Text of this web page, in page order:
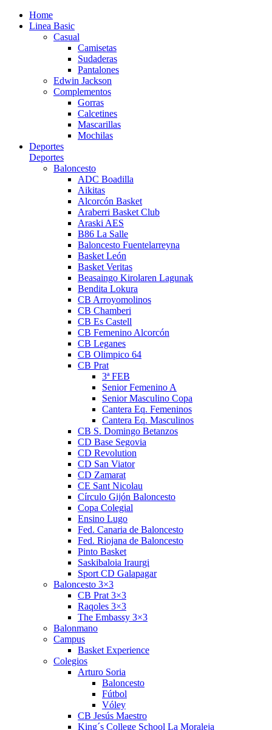
Home
Linea Basic
Casual
Camisetas
Sudaderas
Pantalones
Edwin Jackson
Complementos
Gorras
Calcetines
Mascarillas
Mochilas
Deportes
Deportes
Baloncesto
ADC Boadilla
Aikitas
Alcorcón Basket
Araberri Basket Club
Araski AES
B86 La Salle
Baloncesto Fuentelarreyna
Basket León
Basket Veritas
Beasaingo Kirolaren Lagunak
Bendita Lokura
CB Arroyomolinos
CB Chamberi
CB Es Castell
CB Femenino Alcorcón
CB Leganes
CB Olimpico 64
CB Prat
3ª FEB
Senior Femenino A
Senior Masculino Copa
Cantera Eq. Femeninos
Cantera Eq. Masculinos
CB S. Domingo Betanzos
CD Base Segovia
CD Revolution
CD San Viator
CD Zamarat
CE Sant Nicolau
Círculo Gijón Baloncesto
Copa Colegial
Ensino Lugo
Fed. Canaria de Baloncesto
Fed. Riojana de Baloncesto
Pinto Basket
Saskibaloia Iraurgi
Sport CD Galapagar
Baloncesto 3×3
CB Prat 3×3
Raqoles 3×3
The Embassy 3×3
Balonmano
Campus
Basket Experience
Colegios
Arturo Soria
Baloncesto
Fútbol
Vóley
CB Jesús Maestro
King´s College School La Moraleja